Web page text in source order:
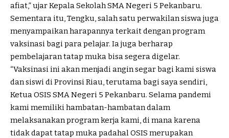
afiat,” ujar Kepala Sekolah SMA Negeri 5 Pekanbaru.
Sementara itu, Tengku, salah satu perwakilan siswa juga
menyampaikan harapannya terkait dengan program
vaksinasi bagi para pelajar. Ia juga berharap
pembelajaran tatap muka bisa segera digelar.
“Vaksinasi ini akan menjadi angin segar bagi kami siswa
dan siswi di Provinsi Riau, terutama bagi saya sendiri,
Ketua OSIS SMA Negeri 5 Pekanbaru. Selama pandemi
kami memiliki hambatan-hambatan dalam
melaksanakan program kerja kami, di mana karena
tidak dapat tatap muka padahal OSIS merupakan